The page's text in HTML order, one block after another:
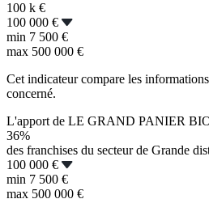
100 k €
100 000 €
min 7 500 €
max 500 000 €
Cet indicateur compare les
concerné.
L'apport de LE GRAND PANIER BIO
36%
des franchises du secteur de Grande
100 000 €
min 7 500 €
max 500 000 €